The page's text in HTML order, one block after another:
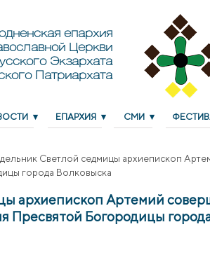
епархия
Церкви
Экзархата
Патриархата
ЕПАРХИЯ СМИ
Светлой седмицы архиепископ
города Волковыска
архиепископ Артемий
Пресвятой Богородицы